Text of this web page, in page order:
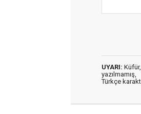
UYARI:
yazılmamış,
Türkçe